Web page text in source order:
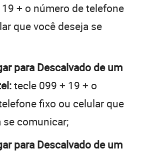
+ o número de telefone
que você deseja se
para Descalvado de um
tecle 099 + 19 + o
fixo ou celular que
se comunicar;
para Descalvado de um